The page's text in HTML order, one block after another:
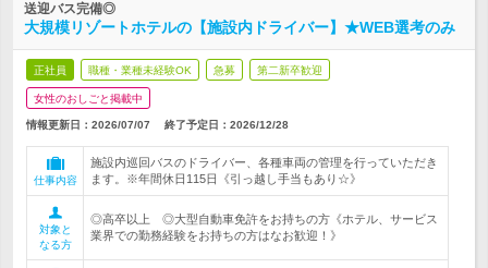
送迎バス完備◎
大規模リゾートホテルの【施設内ドライバー】★WEB選考のみ
正社員 職種・業種未経験OK 急募 第二新卒歓迎
女性のおしごと掲載中
情報更新日：2026/07/07 終了予定日： 2026/12/28
仕事内容
施設内巡回バスのドライバー、各種車両の管理を行っていただき
ます。※年間休日115日《引っ越し手当もあり☆》
対象と
なる方
◎高卒以上 ◎大型自動車免許をお持ちの方《ホテル、サービス
業界での勤務経験をお持ちの方はなお歓迎！》